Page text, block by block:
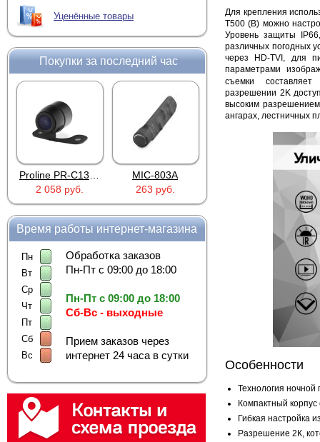
Уценённые товары
Покупки за последний час
2 058 руб.
MIC-803A
263 руб.
Время работы интернет-магазина
Пн
Вт
Ср
Чт
Пт
Сб
Вс
Обработка заказов
Пн-Пт с 09:00 до 18:00
Пн-Пт с 09:00 до 18:00
Сб-Вс - выходные
Прием заказов через
интернет 24 часа в сутки
Для крепления
T500 (B) можно
Уровень защиты
различных погодных
через HD-TVI, для
параметрами
съемки
разрешении 2K
высоким
ангарах, лестничных
Особенности
Технология ночной
Компактный
Гибкая настройка
Разрешение 2К,